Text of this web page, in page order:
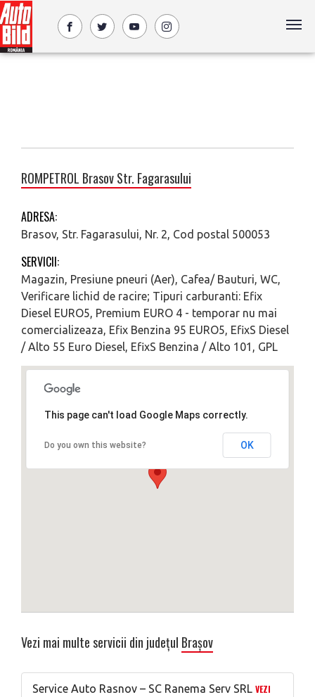
ROMPETROL Brasov Str. Fagarasului
ADRESA:
Brasov, Str. Fagarasului, Nr. 2, Cod postal 500053
SERVICII:
Magazin, Presiune pneuri (Aer), Cafea/ Bauturi, WC,
Verificare lichid de racire; Tipuri carburanti: Efix
Diesel EURO5, Premium EURO 4 - temporar nu mai
comercializeaza, Efix Benzina 95 EURO5, EfixS Diesel
/ Alto 55 Euro Diesel, EfixS Benzina / Alto 101, GPL
This page can't load Google Maps correctly.
Do you own this website? OK
Vezi mai multe servicii din județul Brașov
Service Auto Rasnov – SC Ranema Serv SRL VEZI